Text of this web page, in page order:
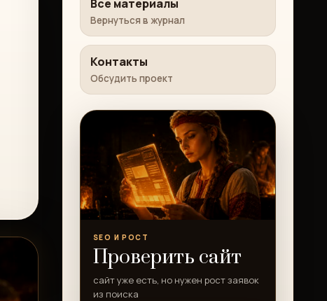
Все материалы
Вернуться в журнал
Контакты
Обсудить проект
SEO И РОСТ
Проверить сайт
сайт уже есть, но нужен рост заявок
из поиска